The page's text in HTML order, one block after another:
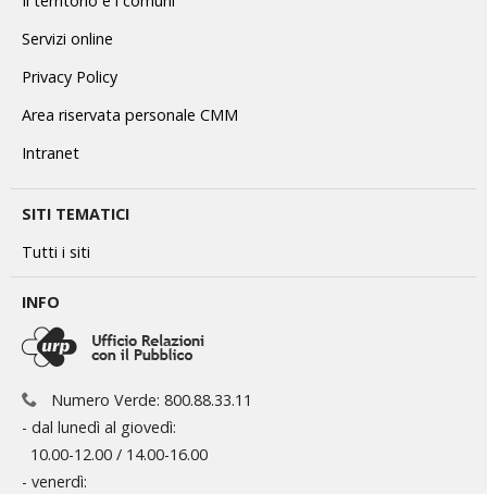
Servizi online
Privacy Policy
Area riservata personale CMM
Intranet
SITI TEMATICI
Tutti i siti
INFO
Numero Verde: 800.88.33.11
- dal lunedì al giovedì:
10.00-12.00 / 14.00-16.00
- venerdì: